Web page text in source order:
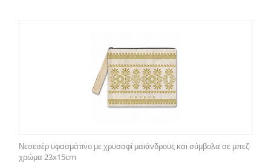
Νεσεσέρ υφασμάτινο με χρυσαφί μαιάνδρους και σύμβολα σε μπεζ
χρώμα 23x15cm